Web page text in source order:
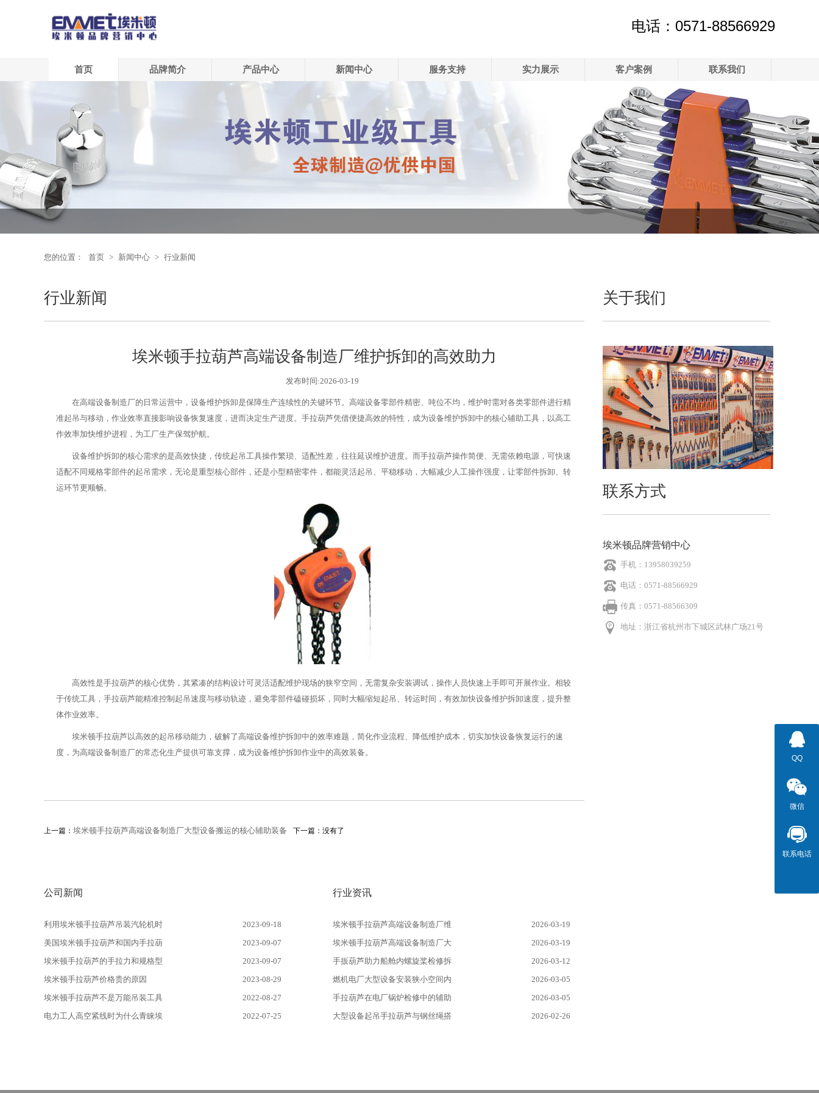
电话：0571-88566929
首页 品牌简介 产品中心 新闻中心 服务支持 实力展示 客户案例 联系我们
您的位置： 首页 > 新闻中心 > 行业新闻
行业新闻
埃米顿手拉葫芦高端设备制造厂维护拆卸的高效助力
发布时间:2026-03-19
在高端设备制造厂的日常运营中，设备维护拆卸是保障生产连续性的关键环节。高端设备零部件精密、吨位不均，维护时需对各类零部件进行精
准起吊与移动，作业效率直接影响设备恢复速度，进而决定生产进度。手拉葫芦凭借便捷高效的特性，成为设备维护拆卸中的核心辅助工具，以高工
作效率加快维护进程，为工厂生产保驾护航。
设备维护拆卸的核心需求的是高效快捷，传统起吊工具操作繁琐、适配性差，往往延误维护进度。而手拉葫芦操作简便、无需依赖电源，可快速
适配不同规格零部件的起吊需求，无论是重型核心部件，还是小型精密零件，都能灵活起吊、平稳移动，大幅减少人工操作强度，让零部件拆卸、转
运环节更顺畅。
高效性是手拉葫芦的核心优势，其紧凑的结构设计可灵活适配维护现场的狭窄空间，无需复杂安装调试，操作人员快速上手即可开展作业。相较
于传统工具，手拉葫芦能精准控制起吊速度与移动轨迹，避免零部件磕碰损坏，同时大幅缩短起吊、转运时间，有效加快设备维护拆卸速度，提升整
体作业效率。
埃米顿手拉葫芦以高效的起吊移动能力，破解了高端设备维护拆卸中的效率难题，简化作业流程、降低维护成本，切实加快设备恢复运行的速
度，为高端设备制造厂的常态化生产提供可靠支撑，成为设备维护拆卸作业中的高效装备。
上一篇： 埃米顿手拉葫芦高端设备制造厂大型设备搬运的核心辅助装备 下一篇：没有了
公司新闻
利用埃米顿手拉葫芦吊装汽轮机时
2023-09-18
美国埃米顿手拉葫芦和国内手拉葫
2023-09-07
埃米顿手拉葫芦的手拉力和规格型
2023-09-07
埃米顿手拉葫芦价格贵的原因
2023-08-29
埃米顿手拉葫芦不是万能吊装工具
2022-08-27
电力工人高空紧线时为什么青睐埃
2022-07-25
行业资讯
埃米顿手拉葫芦高端设备制造厂维
2026-03-19
埃米顿手拉葫芦高端设备制造厂大
2026-03-19
手扳葫芦助力船舱内螺旋桨检修拆
2026-03-12
燃机电厂大型设备安装狭小空间内
2026-03-05
手拉葫芦在电厂锅炉检修中的辅助
2026-03-05
大型设备起吊手拉葫芦与钢丝绳搭
2026-02-26
关于我们
联系方式
埃米顿品牌营销中心
手机：13958039259
电话：0571-88566929
传真：0571-88566309
地址：浙江省杭州市下城区武林广场21号
QQ
微信
联系电话